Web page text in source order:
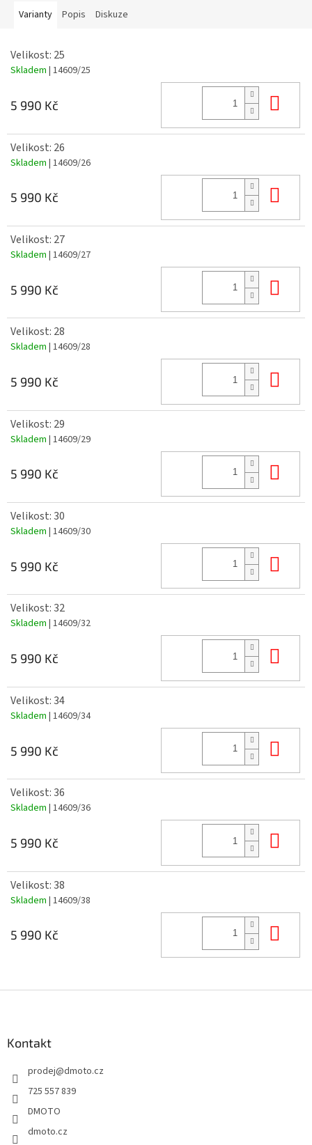
Varianty Popis Diskuze
Velikost: 25
Skladem | 14609/25
5 990 Kč
Velikost: 26
Skladem | 14609/26
5 990 Kč
Velikost: 27
Skladem | 14609/27
5 990 Kč
Velikost: 28
Skladem | 14609/28
5 990 Kč
Velikost: 29
Skladem | 14609/29
5 990 Kč
Velikost: 30
Skladem | 14609/30
5 990 Kč
Velikost: 32
Skladem | 14609/32
5 990 Kč
Velikost: 34
Skladem | 14609/34
5 990 Kč
Velikost: 36
Skladem | 14609/36
5 990 Kč
Velikost: 38
Skladem | 14609/38
5 990 Kč
Kontakt
prodej@dmoto.cz
725 557 839
DMOTO
dmoto.cz